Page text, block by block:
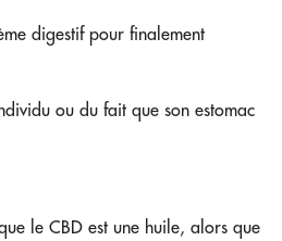
digestif pour finalement
ou du fait que son estomac
le CBD est une huile, alors que